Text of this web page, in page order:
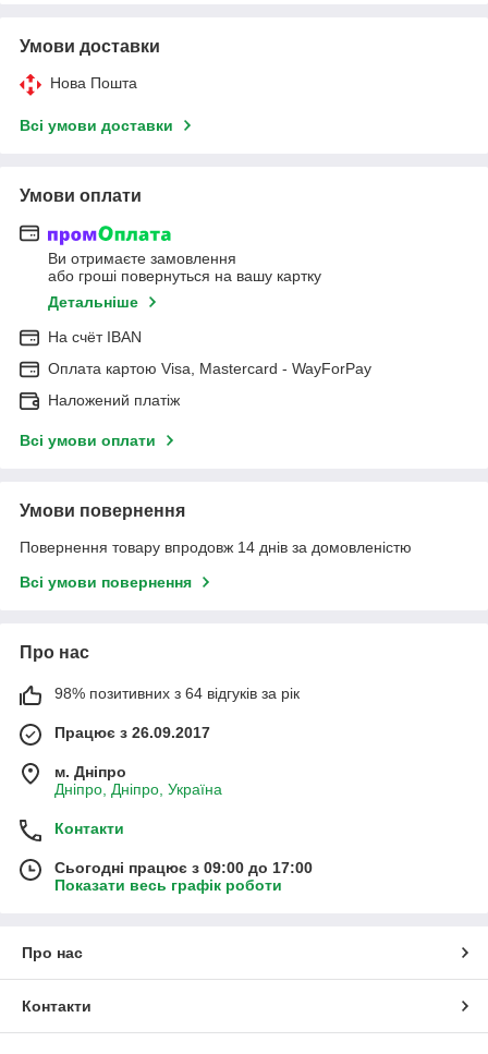
Умови доставки
Нова Пошта
Всі умови доставки
Умови оплати
Ви отримаєте замовлення
або гроші повернуться на вашу картку
Детальніше
На cчёт IBAN
Оплата картою Visa, Mastercard - WayForPay
Наложений платіж
Всі умови оплати
Умови повернення
Повернення товару впродовж 14 днів за домовленістю
Всі умови повернення
Про нас
98% позитивних з 64 відгуків за рік
Працює з 26.09.2017
м. Дніпро
Дніпро, Дніпро, Україна
Контакти
Сьогодні працює з 09:00 до 17:00
Показати весь графік роботи
Про нас
Контакти